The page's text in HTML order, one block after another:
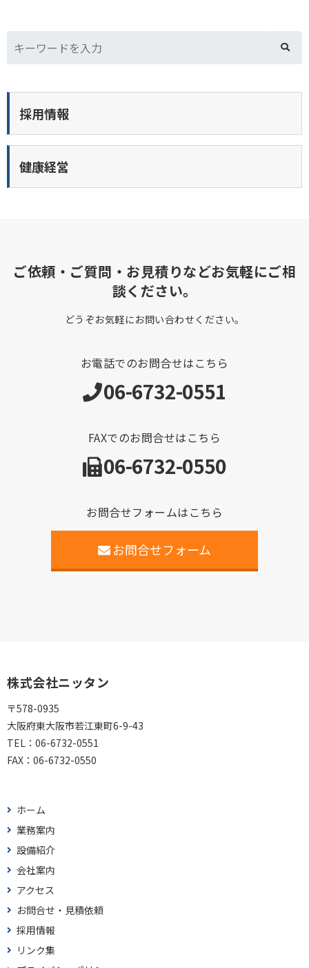
採用情報
健康経営
ご依頼・ご質問・お見積りなどお気軽にご相
談ください。
どうぞお気軽にお問い合わせください。
お電話でのお問合せはこちら
06-6732-0551
FAXでのお問合せはこちら
06-6732-0550
お問合せフォームはこちら
お問合せフォーム
株式会社ニッタン
〒578-0935
大阪府東大阪市若江東町6-9-43
TEL： 06-6732-0551
FAX： 06-6732-0550
ホーム
業務案内
設備紹介
会社案内
アクセス
お問合せ・見積依頼
採用情報
リンク集